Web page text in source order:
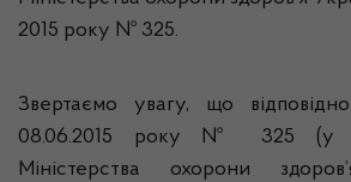
2015 року № 325.
Звертаємо увагу, що
08.06.2015 року № 325 (у
Міністерства охорони